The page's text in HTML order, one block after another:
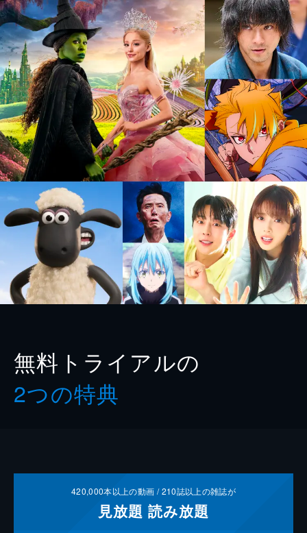
無料トライアルの
2つの特典
420,000本以上の動画 /210誌以上の雑誌が
見放題 読み放題